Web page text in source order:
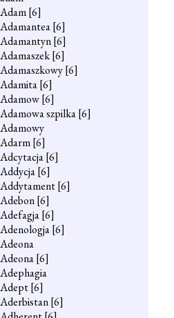
Adam[6]
Adamantea[6]
Adamantyn[6]
Adamaszek[6]
Adamaszkowy[6]
Adamita[6]
Adamow[6]
Adamowa szpilka[6]
Adamowy
Adarm[6]
Adcytacja[6]
Addycja[6]
Addytament[6]
Adebon[6]
Adefagja[6]
Adenologja[6]
Adeona
Adeona[6]
Adephagia
Adept[6]
Aderbistan[6]